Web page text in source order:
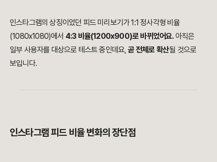
인스타그램의 상징이었던 피드 미리보기가 1:1 정사각형 비율
(1080x1080)에서 4:3 비율(1200x900)로 바뀌었어요.아직은
일부 사용자를 대상으로 테스트 중인데요, 곧 전체로 확산될 것으로
보입니다.
인스타그램 피드 비율 변화의 장단점